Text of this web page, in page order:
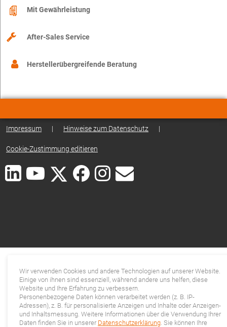
Mit Gewährleistung
After-Sales Service
Herstellerübergreifende Beratung
Impressum | Hinweise zum Datenschutz |
Cookie-Zustimmung editieren
Wir verwenden Cookies und andere Technologien auf unserer Website.
Einige von ihnen sind essenziell, während andere uns helfen, diese
Website und Ihre Erfahrung zu verbessern.
Personenbezogene Daten können verarbeitet werden (z. B. IP-
Adressen), z. B. für personalisierte Anzeigen und Inhalte oder Anzeigen-
und Inhaltsmessung. Weitere Informationen über die Verwendung Ihrer
Daten finden Sie in unserer Datenschutzerklärung . Sie können Ihre